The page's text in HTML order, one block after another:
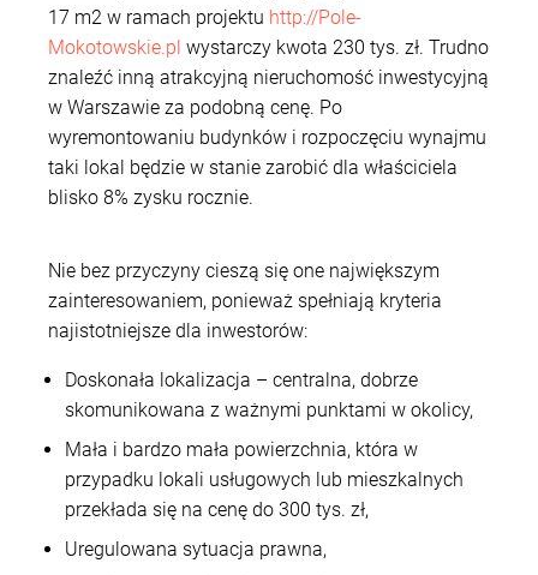
17 m2 w ramach projektu http://Pole-
Mokotowskie.pl wystarczy kwota 230 tys. zł. Trudno
znaleźć inną atrakcyjną nieruchomość inwestycyjną
w Warszawie za podobną cenę. Po
wyremontowaniu budynków i rozpoczęciu wynajmu
taki lokal będzie w stanie zarobić dla właściciela
blisko 8% zysku rocznie.
Nie bez przyczyny cieszą się one największym
zainteresowaniem, ponieważ spełniają kryteria
najistotniejsze dla inwestorów:
Doskonała lokalizacja – centralna, dobrze
skomunikowana z ważnymi punktami w okolicy,
Mała i bardzo mała powierzchnia, która w
przypadku lokali usługowych lub mieszkalnych
przekłada się na cenę do 300 tys. zł,
Uregulowana sytuacja prawna,